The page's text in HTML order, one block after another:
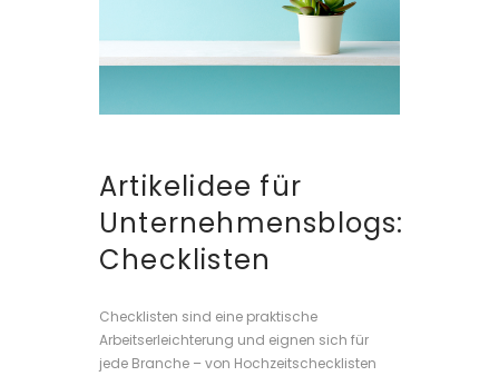
Artikelidee für
Unternehmensblogs:
Checklisten
Checklisten sind eine praktische
Arbeitserleichterung und eignen sich für
jede Branche – von Hochzeitschecklisten